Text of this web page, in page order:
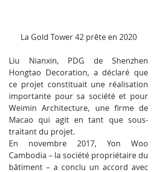
La Gold Tower 42 prête en 2020
Liu Nianxin, PDG de Shenzhen
Hongtao Decoration, a déclaré que
ce projet constituait une réalisation
importante pour sa société et pour
Weimin Architecture, une firme de
Macao qui agit en tant que sous-
traitant du projet.
En novembre 2017, Yon Woo
Cambodia – la société propriétaire du
bâtiment – a conclu un accord avec